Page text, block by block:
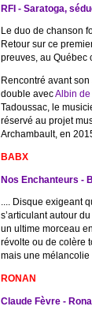
RFI - Saratoga,
Le duo de chanson
Retour sur ce
preuves, au Québec
Rencontré avant
double avecAlbin de
Tadoussac, le
réservé au projet
Archambault, en
BABX
Nos Enchanteurs -
.... Disque exigeant
s’articulant autour
un ultime morceau
révolte ou de colère
mais une mélancolie
RONAN
Claude Fèvre -